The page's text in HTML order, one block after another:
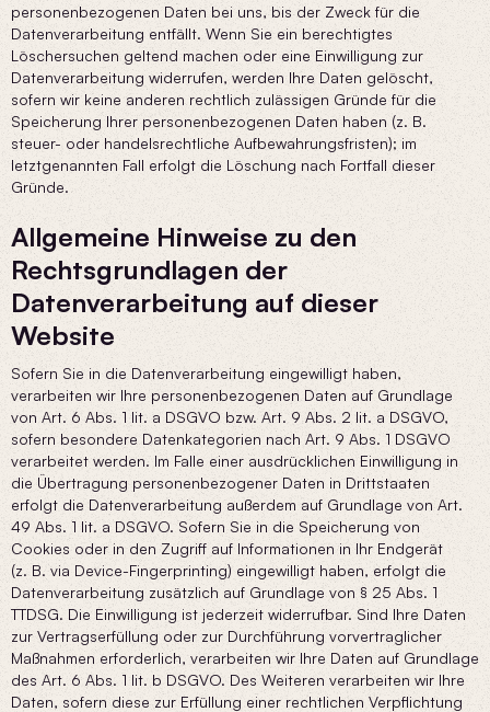
personenbezogenen Daten bei uns, bis der Zweck für die
Datenverarbeitung entfällt. Wenn Sie ein berechtigtes
Löschersuchen geltend machen oder eine Einwilligung zur
Datenverarbeitung widerrufen, werden Ihre Daten gelöscht,
sofern wir keine anderen rechtlich zulässigen Gründe für die
Speicherung Ihrer personenbezogenen Daten haben (z. B.
steuer- oder handelsrechtliche Aufbewahrungsfristen); im
letztgenannten Fall erfolgt die Löschung nach Fortfall dieser
Gründe.
Allgemeine Hinweise zu den
Rechtsgrundlagen der
Datenverarbeitung auf dieser
Website
Sofern Sie in die Datenverarbeitung eingewilligt haben,
verarbeiten wir Ihre personenbezogenen Daten auf Grundlage
von Art. 6 Abs. 1 lit. a DSGVO bzw. Art. 9 Abs. 2 lit. a DSGVO,
sofern besondere Datenkategorien nach Art. 9 Abs. 1 DSGVO
verarbeitet werden. Im Falle einer ausdrücklichen Einwilligung in
die Übertragung personenbezogener Daten in Drittstaaten
erfolgt die Datenverarbeitung außerdem auf Grundlage von Art.
49 Abs. 1 lit. a DSGVO. Sofern Sie in die Speicherung von
Cookies oder in den Zugriff auf Informationen in Ihr Endgerät
(z. B. via Device-Fingerprinting) eingewilligt haben, erfolgt die
Datenverarbeitung zusätzlich auf Grundlage von § 25 Abs. 1
TTDSG. Die Einwilligung ist jederzeit widerrufbar. Sind Ihre Daten
zur Vertragserfüllung oder zur Durchführung vorvertraglicher
Maßnahmen erforderlich, verarbeiten wir Ihre Daten auf Grundlage
des Art. 6 Abs. 1 lit. b DSGVO. Des Weiteren verarbeiten wir Ihre
Daten, sofern diese zur Erfüllung einer rechtlichen Verpflichtung